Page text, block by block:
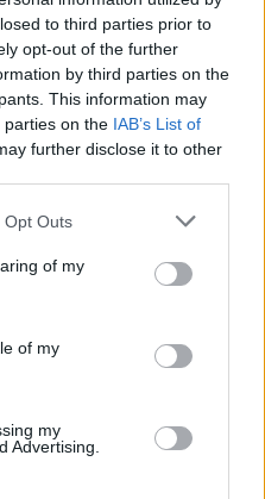
to third parties prior to
opt-out of the further
by third parties on the
This information may
parties on the IAB’s List of
further disclose it to other
uses one or more Google
behaviour. You may click to
and its third-party tags to
purposes in below Google
Opt Outs
of my
of my
my
Advertising.
lunghe U Power Alien
Blue
recensioni )